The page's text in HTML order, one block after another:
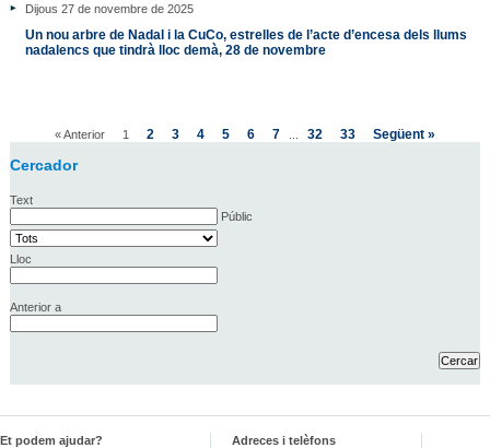
Dijous 27 de novembre de 2025
Un nou arbre de Nadal i la CuCo, estrelles de l’acte d’encesa dels llums
nadalencs que tindrà lloc demà, 28 de novembre
« Anterior 1 2 3 4 5 6 7 32 33 Següent »
Cercador
Text
Públic
Lloc
Anterior a
Et podem ajudar?
Adreces i telèfons